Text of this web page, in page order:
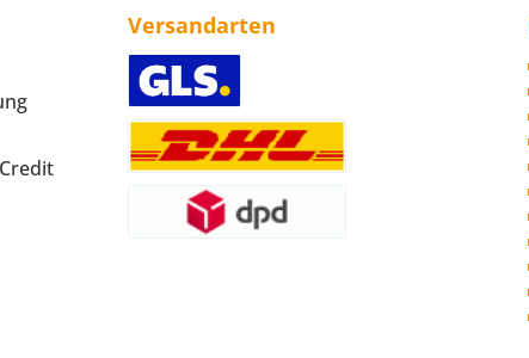
Versandarten